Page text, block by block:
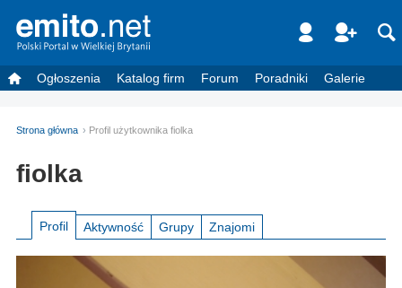
Ogłoszenia Katalog firm Forum Poradniki Galerie
Strona główna Profil użytkownika fiolka
fiolka
Profil Aktywność Grupy Znajomi